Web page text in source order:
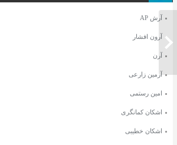
دانلود آهنگ ماکان بند هنوزم این قلبم به
آرش AP
آرون افشار
آرن
آرمین زارعی
امین رستمی
اشکان کمانگری
اشکان خطیبی